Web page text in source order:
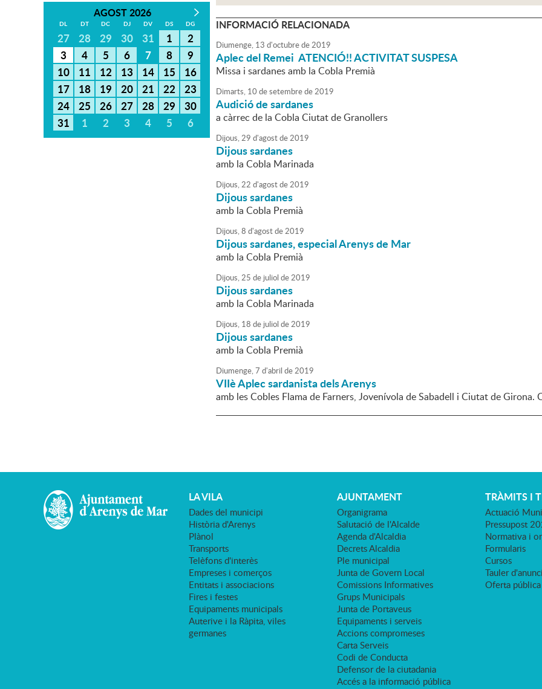
AGOST 2026
DL DT DC DJ DV DS DG
27 28 29 30 31 1
2
3
4 5 6 7 8
9
10
11 12 13 14 15
16
17
18 19 20 21 22
23
24
25 26 27 28 29
30
31
1 2 3 4 5 6
INFORMACIÓ RELACIONADA
Diumenge, 13 d'octubrede2019
Aplec del Remei ATENCIÓ!! ACTIVITAT SUSPESA
Missa i sardanes amb la Cobla Premià
Dimarts, 10 desetembrede2019
Audició de sardanes
a càrrec de la Cobla Ciutat de Granollers
Dijous,29 d'agostde2019
Dijous sardanes
amb la Cobla Marinada
Dijous,22 d'agostde2019
Dijous sardanes
amb la Cobla Premià
Dijous,8 d'agostde2019
Dijous sardanes, especial Arenys de Mar
amb la Cobla Premià
Dijous,25 de juliol de2019
Dijous sardanes
amb la Cobla Marinada
Dijous, 18 de juliol de2019
Dijous sardanes
amb la Cobla Premià
Diumenge,7 d'abril de2019
VIIè Aplec sardanista dels Arenys
amb les Cobles Flama de Farners, Jovenívola de Sabadell i Ciutat de Girona.
LA VILA
Dades del municipi
Història d'Arenys
Plànol
Transports
Telèfons d'interès
Empreses i comerços
Entitats i associacions
Fires i festes
Equipaments municipals
Auterive i la Ràpita, viles
germanes
AJUNTAMENT
Organigrama
Salutació de l'Alcalde
Agenda d'Alcaldia
Decrets Alcaldia
Ple municipal
Junta de Govern Local
Comissions Informatives
Grups Municipals
Junta de Portaveus
Equipaments i serveis
Accions compromeses
Carta Serveis
Codi de Conducta
Defensor de la ciutadania
Accés a la informació pública
TRÀMITS I
Actuació
Pressupost
Normativa i
Formularis
Cursos
Tauler
Oferta